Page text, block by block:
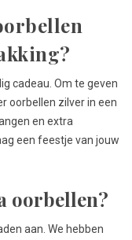
cadeau. Om te geven
oorbellen zilver in een
en extra
een feestje van jouw
oorbellen?
aan. We hebben